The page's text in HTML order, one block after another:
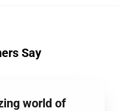
Say
world of